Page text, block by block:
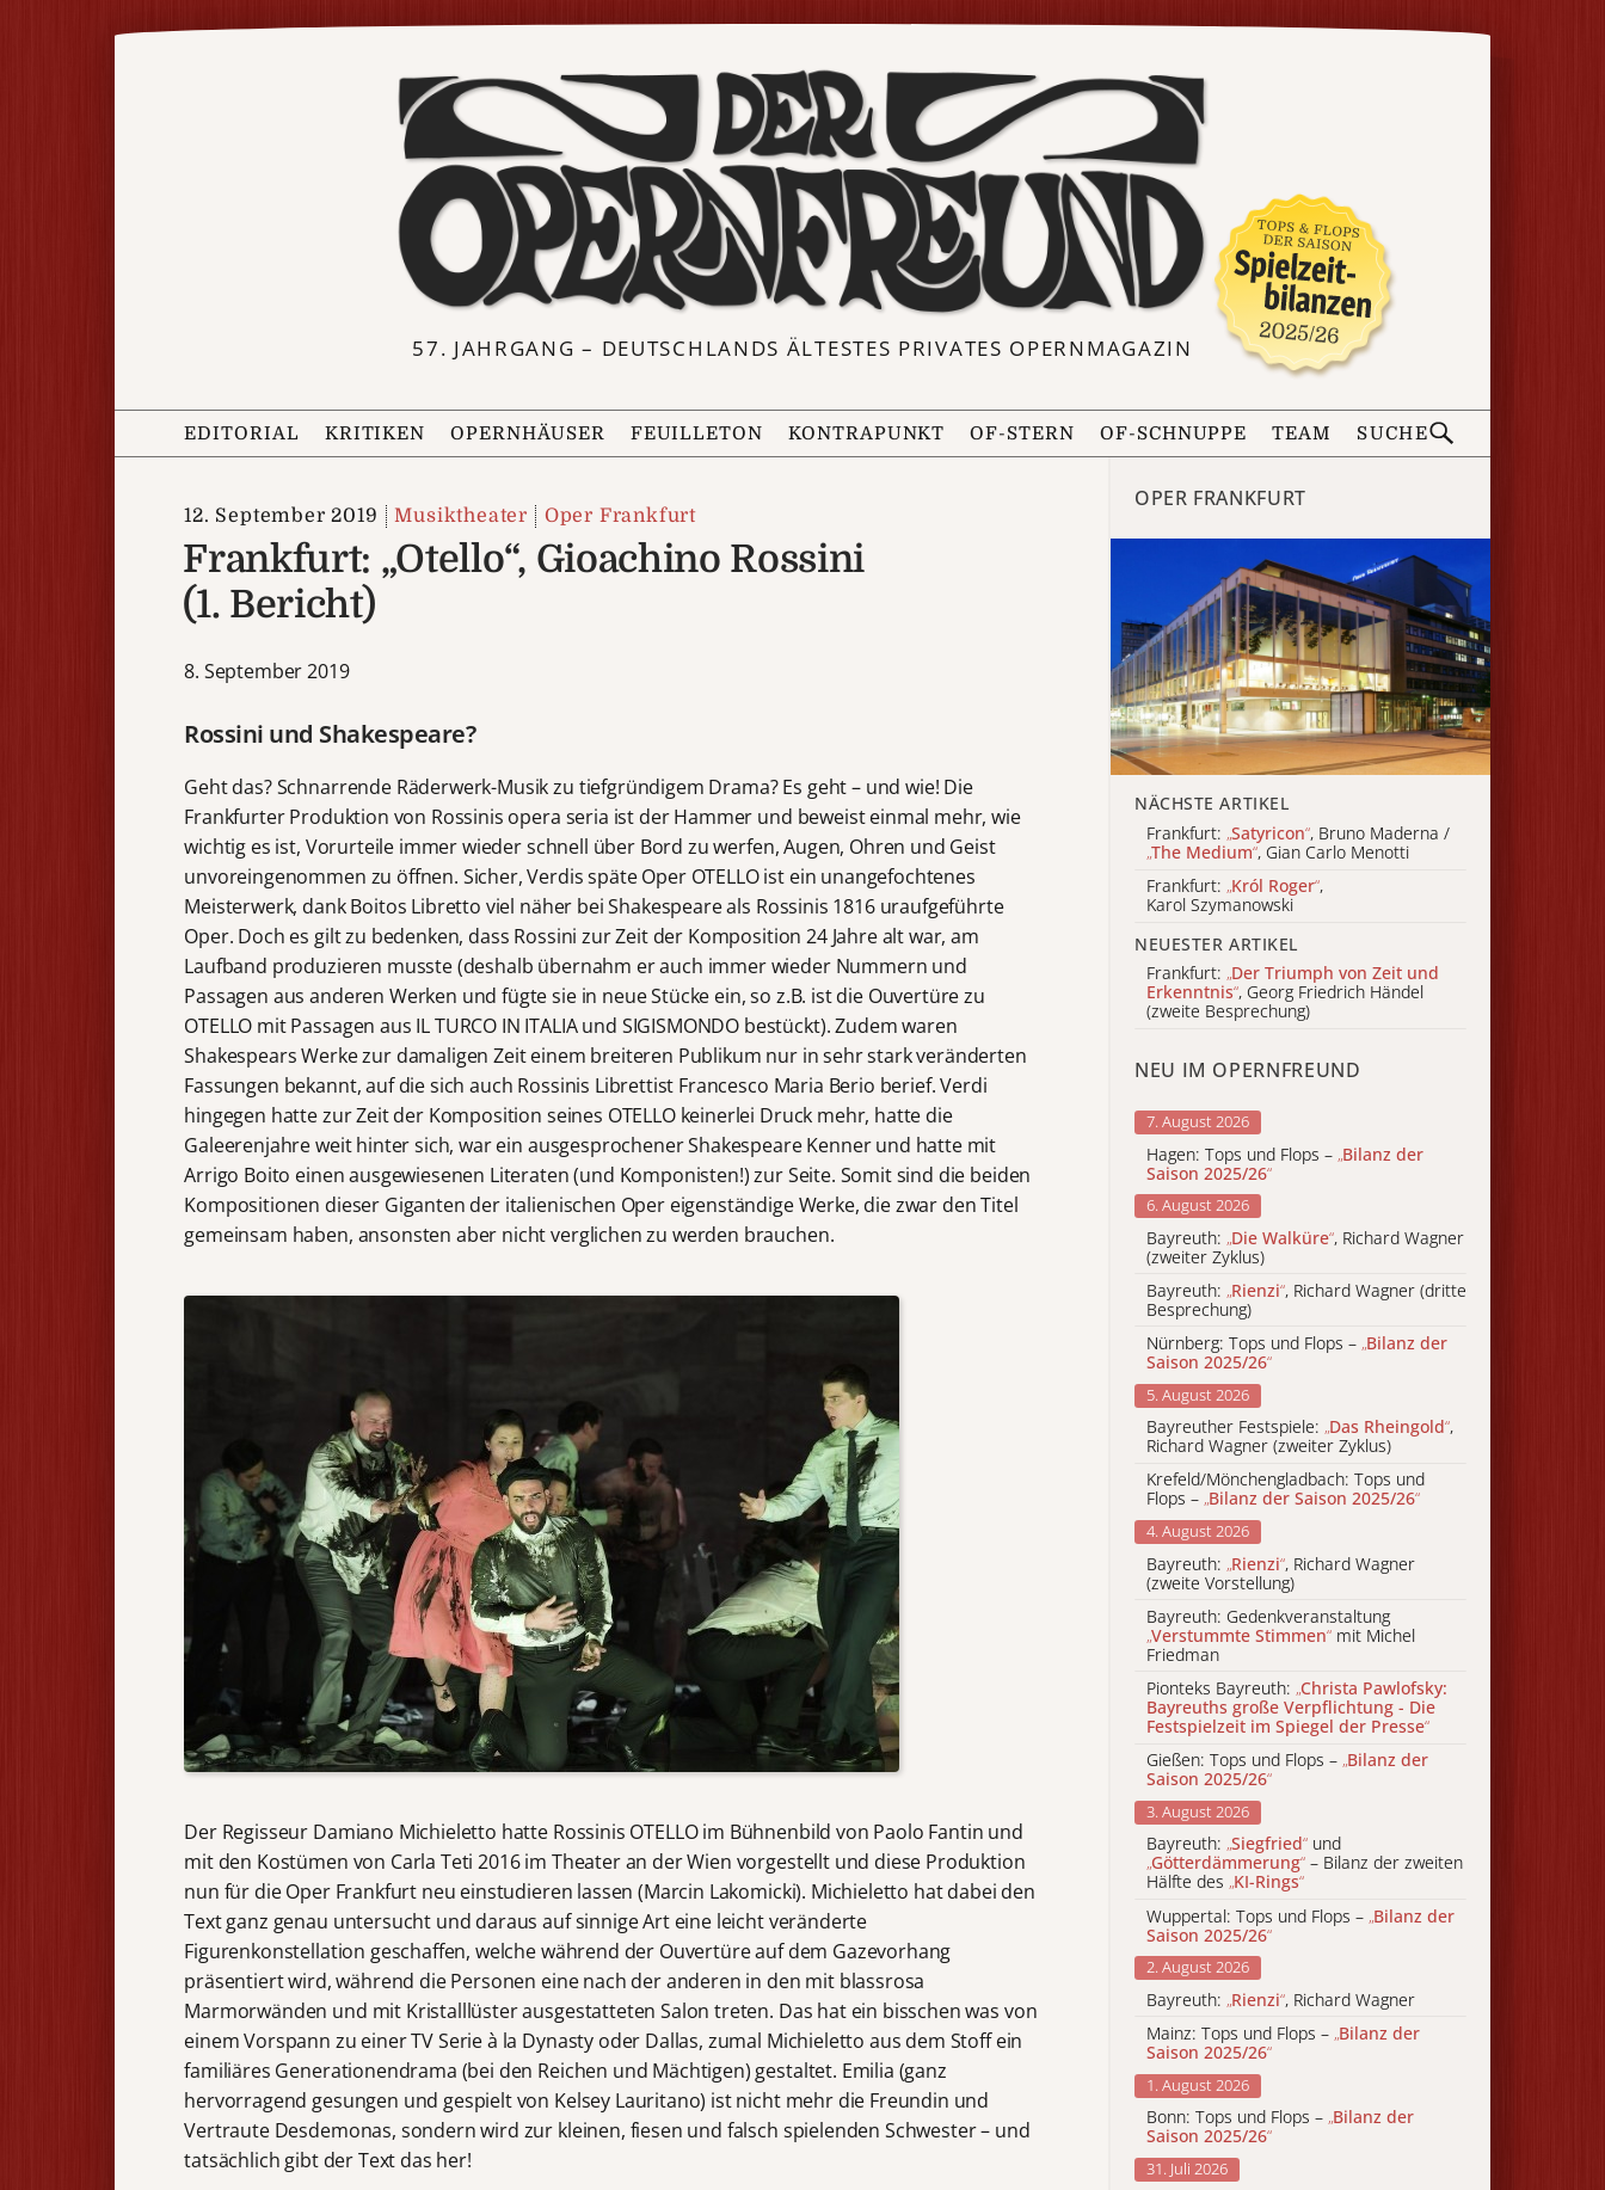
57. JAHRGANG – DEUTSCHLANDS ÄLTESTES PRIVATES OPERNMAGAZIN
EDITORIAL KRITIKEN OPERNHÄUSER FEUILLETON KONTRAPUNKT OF-STERN OF-SCHNUPPE TEAM SUCHE
12. September 2019 Musiktheater Oper Frankfurt
Frankfurt: „Otello“, Gioachino Rossini
(1. Bericht)
8. September 2019
Rossini und Shakespeare?
Geht das? Schnarrende Räderwerk-Musik zu tiefgründigem Drama? Es geht – und wie! Die
Frankfurter Produktion von Rossinis opera seria ist der Hammer und beweist einmal mehr, wie
wichtig es ist, Vorurteile immer wieder schnell über Bord zu werfen, Augen, Ohren und Geist
unvoreingenommen zu öffnen. Sicher, Verdis späte Oper OTELLO ist ein unangefochtenes
Meisterwerk, dank Boitos Libretto viel näher bei Shakespeare als Rossinis 1816 uraufgeführte
Oper. Doch es gilt zu bedenken, dass Rossini zur Zeit der Komposition 24 Jahre alt war, am
Laufband produzieren musste (deshalb übernahm er auch immer wieder Nummern und
Passagen aus anderen Werken und fügte sie in neue Stücke ein, so z.B. ist die Ouvertüre zu
OTELLO mit Passagen aus IL TURCO IN ITALIA und SIGISMONDO bestückt). Zudem waren
Shakespears Werke zur damaligen Zeit einem breiteren Publikum nur in sehr stark veränderten
Fassungen bekannt, auf die sich auch Rossinis Librettist Francesco Maria Berio berief. Verdi
hingegen hatte zur Zeit der Komposition seines OTELLO keinerlei Druck mehr, hatte die
Galeerenjahre weit hinter sich, war ein ausgesprochener Shakespeare Kenner und hatte mit
Arrigo Boito einen ausgewiesenen Literaten (und Komponisten!) zur Seite. Somit sind die beiden
Kompositionen dieser Giganten der italienischen Oper eigenständige Werke, die zwar den Titel
gemeinsam haben, ansonsten aber nicht verglichen zu werden brauchen.
Der Regisseur Damiano Michieletto hatte Rossinis OTELLO im Bühnenbild von Paolo Fantin und
mit den Kostümen von Carla Teti 2016 im Theater an der Wien vorgestellt und diese Produktion
nun für die Oper Frankfurt neu einstudieren lassen (Marcin Lakomicki). Michieletto hat dabei den
Text ganz genau untersucht und daraus auf sinnige Art eine leicht veränderte
Figurenkonstellation geschaffen, welche während der Ouvertüre auf dem Gazevorhang
präsentiert wird, während die Personen eine nach der anderen in den mit blassrosa
Marmorwänden und mit Kristalllüster ausgestatteten Salon treten. Das hat ein bisschen was von
einem Vorspann zu einer TV Serie à la Dynasty oder Dallas, zumal Michieletto aus dem Stoff ein
familiäres Generationendrama (bei den Reichen und Mächtigen) gestaltet. Emilia (ganz
hervorragend gesungen und gespielt von Kelsey Lauritano) ist nicht mehr die Freundin und
Vertraute Desdemonas, sondern wird zur kleinen, fiesen und falsch spielenden Schwester – und
tatsächlich gibt der Text das her!
OPER FRANKFURT
NÄCHSTE ARTIKEL
Frankfurt: „Satyricon“, Bruno Maderna /
„The Medium“, Gian Carlo Menotti
Frankfurt: „Król Roger“,
Karol Szymanowski
NEUESTER ARTIKEL
Frankfurt: „Der Triumph von Zeit und
Erkenntnis“, Georg Friedrich Händel
(zweite Besprechung)
NEU IM OPERNFREUND
7. August 2026
Hagen: Tops und Flops – „Bilanz der
Saison 2025/26“
6. August 2026
Bayreuth: „Die Walküre“, Richard Wagner
(zweiter Zyklus)
Bayreuth: „Rienzi“, Richard Wagner (dritte
Besprechung)
Nürnberg: Tops und Flops – „Bilanz der
Saison 2025/26“
5. August 2026
Bayreuther Festspiele: „Das Rheingold“,
Richard Wagner (zweiter Zyklus)
Krefeld/Mönchengladbach: Tops und
Flops – „Bilanz der Saison 2025/26“
4. August 2026
Bayreuth: „Rienzi“, Richard Wagner
(zweite Vorstellung)
Bayreuth: Gedenkveranstaltung
„Verstummte Stimmen“ mit Michel
Friedman
Pionteks Bayreuth: „Christa Pawlofsky:
Bayreuths große Verpflichtung - Die
Festspielzeit im Spiegel der Presse“
Gießen: Tops und Flops – „Bilanz der
Saison 2025/26“
3. August 2026
Bayreuth: „Siegfried“ und
„Götterdämmerung“ – Bilanz der zweiten
Hälfte des „KI-Rings“
Wuppertal: Tops und Flops – „Bilanz der
Saison 2025/26“
2. August 2026
Bayreuth: „Rienzi“, Richard Wagner
Mainz: Tops und Flops – „Bilanz der
Saison 2025/26“
1. August 2026
Bonn: Tops und Flops – „Bilanz der
Saison 2025/26“
31. Juli 2026